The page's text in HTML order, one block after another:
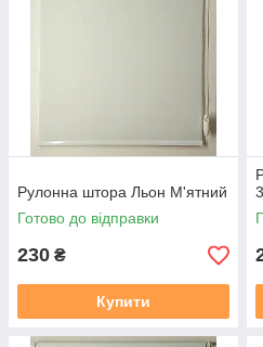
3. Відправка готового замовлення
даними у замовленні. Усі
встановлений день після 19.00.
розсилаються після 20,00
немає Вайбера, то звичайним
В даному розділі вказана ціна на
системі (Міні 19), ширина штори
готовий замовлення входить
(рулонна штора в зборі (штора
нижньою планкою), саморізи, для
фіксація на волосіні або
прикручується до вікна за
комплекті є.
Заміряти потрібно скло плюс
штапик входить в раму є стик,
Рулонна штора Льон М'ятний
Готово до відправки
230 ₴
Купити